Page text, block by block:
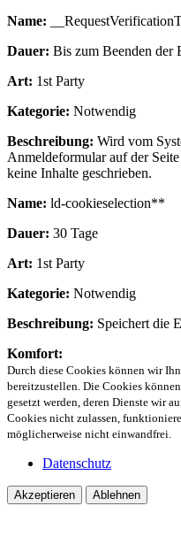
Name:
Dauer: Bis zum Beenden der
Art: 1st Party
Kategorie: Notwendig
Beschreibung: Wird vom
Anmeldeformular auf der
keine Inhalte geschrieben.
Name: ld-cookieselection**
Dauer: 30 Tage
Art: 1st Party
Kategorie: Notwendig
Beschreibung: Speichert die
Komfort:
Durch diese Cookies können wir
bereitzustellen. Die Cookies
gesetzt werden, deren Dienste wir
Cookies nicht zulassen,
möglicherweise nicht einwandfrei.
Datenschutz
Akzeptieren Ablehnen